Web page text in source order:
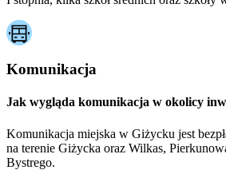
Komunikacja
Jak wygląda komunikacja w okolicy
Komunikacja miejska w Giżycku jest
na terenie Giżycka oraz Wilkas,
Bystrego.